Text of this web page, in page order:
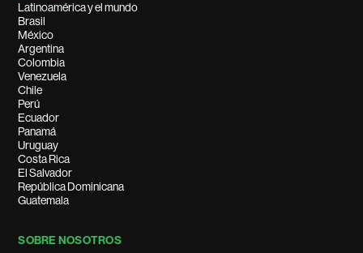
Latinoamérica y el mundo
Brasil
México
Argentina
Colombia
Venezuela
Chile
Perú
Ecuador
Panamá
Uruguay
Costa Rica
El Salvador
República Dominicana
Guatemala
SOBRE NOSOTROS